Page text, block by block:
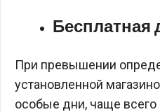
Бесплатная
При превышении
установленной
особые дни, чаще всего